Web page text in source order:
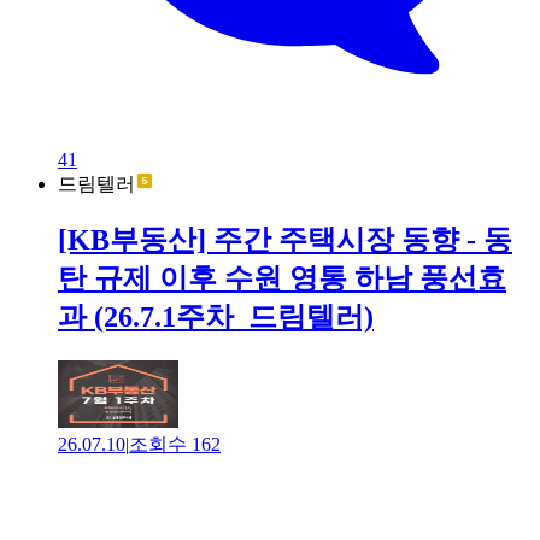
41
드림텔러
[KB부동산] 주간 주택시장 동향 - 동
탄 규제 이후 수원 영통 하남 풍선효
과 (26.7.1주차_드림텔러)
26.07.10|조회수 162